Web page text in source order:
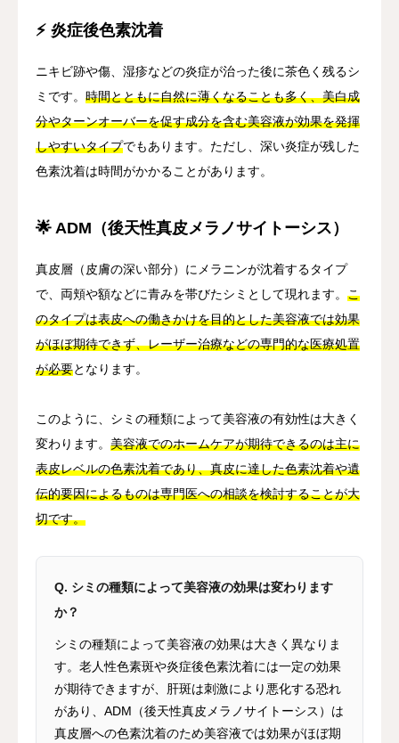
⚡ 炎症後色素沈着
ニキビ跡や傷、湿疹などの炎症が治った後に茶色く残るシ
ミです。 時間とともに自然に薄くなることも多く、美白成
分やターンオーバーを促す成分を含む美容液が効果を発揮
しやすいタイプでもあります。ただし、深い炎症が残した
色素沈着は時間がかかることがあります。
🌟 ADM（後天性真皮メラノサイトーシス）
真皮層（皮膚の深い部分）にメラニンが沈着するタイプ
で、両頬や額などに青みを帯びたシミとして現れます。 こ
のタイプは表皮への働きかけを目的とした美容液では効果
がほぼ期待できず、レーザー治療などの専門的な医療処置
が必要となります。
このように、シミの種類によって美容液の有効性は大きく
変わります。 美容液でのホームケアが期待できるのは主に
表皮レベルの色素沈着であり、真皮に達した色素沈着や遺
伝的要因によるものは専門医への相談を検討することが大
切です。
Q. シミの種類によって美容液の効果は変わります
か？
シミの種類によって美容液の効果は大きく異なりま
す。老人性色素斑や炎症後色素沈着には一定の効果
が期待できますが、肝斑は刺激により悪化する恐れ
があり、ADM（後天性真皮メラノサイトーシス）は
真皮層への色素沈着のため美容液では効果がほぼ期